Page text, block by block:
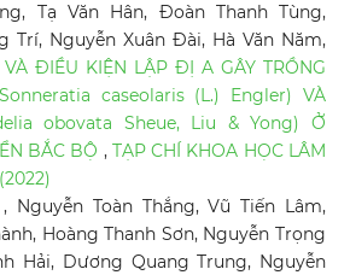
Tạ Văn Hân, Đoàn Thanh Tùng,
Trí, Nguyễn Xuân Đài, Hà Văn Năm,
VÀ ĐIỀU KIỆN LẬP ĐỊ A GÂY TRỒNG
caseolaris (L.) Engler) VÀ
obovata Sheue, Liu & Yong) Ở
BẮC BỘ , TẠP CHÍ KHOA HỌC LÂM
Nguyễn Toàn Thắng, Vũ Tiến Lâm,
Hoàng Thanh Sơn, Nguyễn Trọng
Hải, Dương Quang Trung, Nguyễn